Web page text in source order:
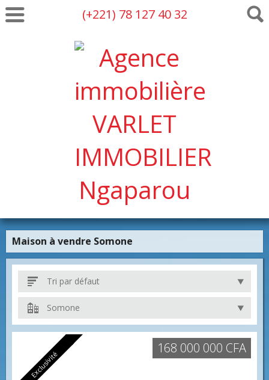
(+221) 78 127 40 32
Maison à vendre Somone
Tri par défaut
Somone
Exclusivité
168 000 000 CFA